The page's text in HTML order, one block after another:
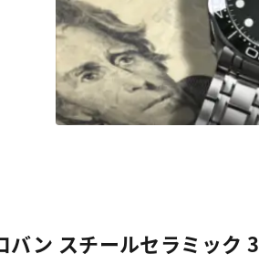
バン スチールセラミッ